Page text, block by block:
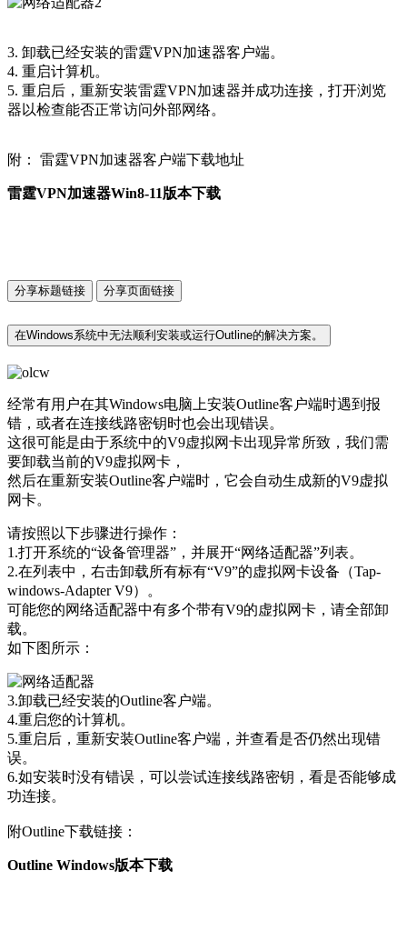
3. 卸载已经安装的雷霆VPN加速器客户端。
4. 重启计算机。
5. 重启后，重新安装雷霆VPN加速器并成功连接，打开浏览
器以检查能否正常访问外部网络。
附： 雷霆VPN加速器客户端下载地址
雷霆VPN加速器Win8-11版本下载
分享标题链接 分享页面链接
在Windows系统中无法顺利安装或运行Outline的解决方案。
经常有用户在其Windows电脑上安装Outline客户端时遇到报
错，或者在连接线路密钥时也会出现错误。
这很可能是由于系统中的V9虚拟网卡出现异常所致，我们需
要卸载当前的V9虚拟网卡，
然后在重新安装Outline客户端时，它会自动生成新的V9虚拟
网卡。
请按照以下步骤进行操作：
1.打开系统的“设备管理器”，并展开“网络适配器”列表。
2.在列表中，右击卸载所有标有“V9”的虚拟网卡设备（Tap-
windows-Adapter V9）。
可能您的网络适配器中有多个带有V9的虚拟网卡，请全部卸
载。
如下图所示：
3.卸载已经安装的Outline客户端。
4.重启您的计算机。
5.重启后，重新安装Outline客户端，并查看是否仍然出现错
误。
6.如安装时没有错误，可以尝试连接线路密钥，看是否能够成
功连接。
附Outline下载链接：
Outline Windows版本下载